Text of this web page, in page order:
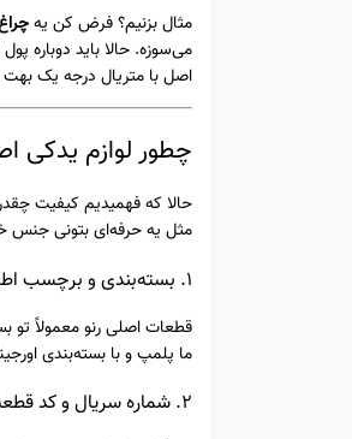
مثال بزنیم؟ فرض کن یه
می‌سوزه. حالا باید دوباره
اصل با متریال درجه یک
چطور لوازم یدکی
حالا که فهمیدیم کیفیت
مثل یه حرفه‌ای بتونی
1. بسته‌بندی و برچسب اطمینان
قطعات اصلی رنو معمولاً تو
ما پلمپ و با بسته‌بندی
2. شماره سریال و کد قطعه